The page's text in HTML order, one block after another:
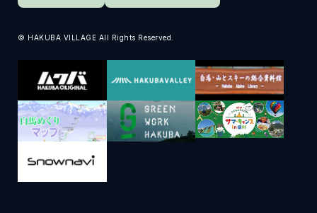
お問い合わせ LINEで 友だちになる
399-9301 長野県北安曇郡白馬村北城5497
Snow Peak LAND STATION HAKUBA内
営業時間：9:00～17:00 定休日：無休
TEL.0261-85-4210 / FAX.0261-85-4240
© HAKUBA VILLAGE All Rights Reserved.